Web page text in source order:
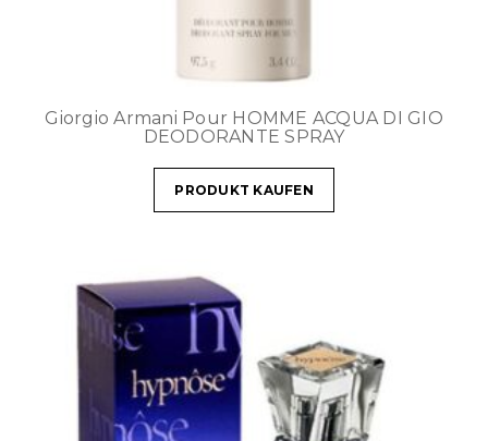
Giorgio Armani Pour HOMME ACQUA DI GIO
DEODORANTE SPRAY
PRODUKT KAUFEN